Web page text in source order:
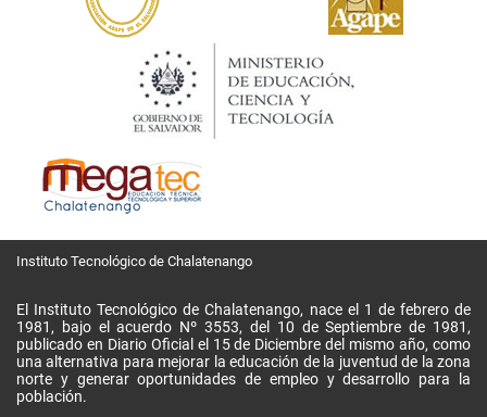
Instituto Tecnológico de Chalatenango
El Instituto Tecnológico de Chalatenango, nace el 1 de febrero de
1981, bajo el acuerdo Nº 3553, del 10 de Septiembre de 1981,
publicado en Diario Oficial el 15 de Diciembre del mismo año, como
una alternativa para mejorar la educación de la juventud de la zona
norte y generar oportunidades de empleo y desarrollo para la
población.